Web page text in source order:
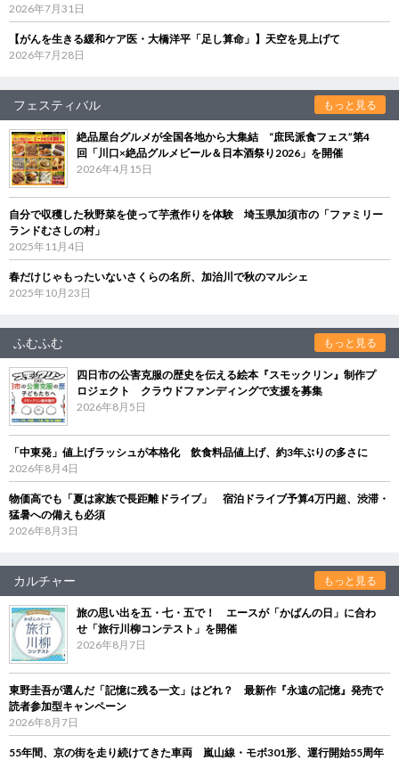
2026年7月31日
【がんを生きる緩和ケア医・大橋洋平「足し算命」】天空を見上げて
2026年7月28日
フェスティバル もっと見る
絶品屋台グルメが全国各地から大集結 “庶民派食フェス”第4
回「川口×絶品グルメビール＆日本酒祭り2026」を開催
2026年4月15日
自分で収穫した秋野菜を使って芋煮作りを体験 埼玉県加須市の「ファミリー
ランドむさしの村」
2025年11月4日
春だけじゃもったいないさくらの名所、加治川で秋のマルシェ
2025年10月23日
ふむふむ もっと見る
四日市の公害克服の歴史を伝える絵本『スモックリン』制作プ
ロジェクト クラウドファンディングで支援を募集
2026年8月5日
「中東発」値上げラッシュが本格化 飲食料品値上げ、約3年ぶりの多さに
2026年8月4日
物価高でも「夏は家族で長距離ドライブ」 宿泊ドライブ予算4万円超、渋滞・
猛暑への備えも必須
2026年8月3日
カルチャー もっと見る
旅の思い出を五・七・五で！ エースが「かばんの日」に合わ
せ「旅行川柳コンテスト」を開催
2026年8月7日
東野圭吾が選んだ「記憶に残る一文」はどれ？ 最新作『永遠の記憶』発売で
読者参加型キャンペーン
2026年8月7日
55年間、京の街を走り続けてきた車両 嵐山線・モボ301形、運行開始55周年